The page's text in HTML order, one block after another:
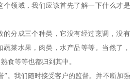
个领域，我们应该首先了解一下什么才是
的分成三个种类，它没有经过烹调，没有
菜水果，肉类，水产品等等。当然了，
食等等也都归到其中。
”。我们随时接受客户的监督。并不断加强